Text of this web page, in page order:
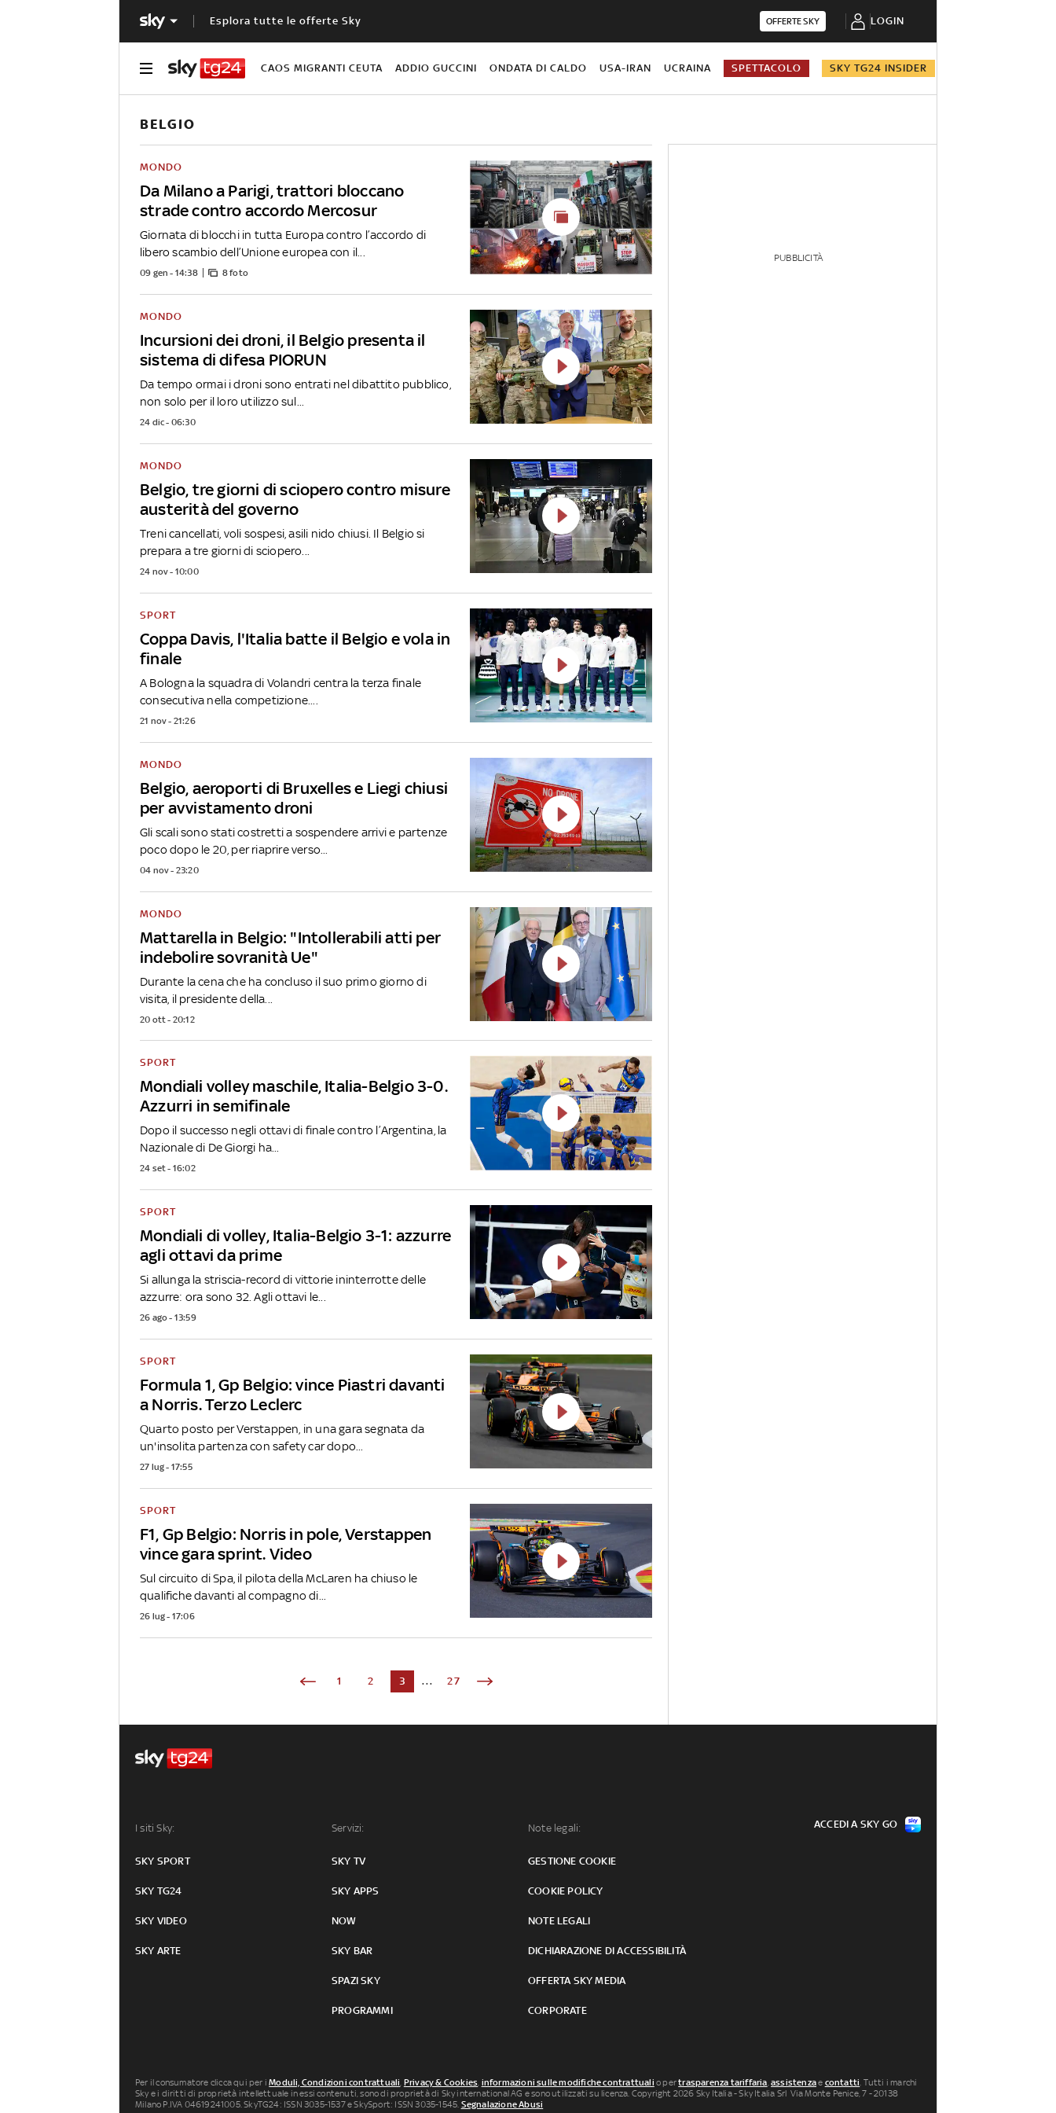
Esplora tutte le offerte Sky OFFERTE SKY LOGIN
CAOS MIGRANTI CEUTA ADDIO GUCCINI ONDATA DI CALDO USA-IRAN UCRAINA SPETTACOLO SKY TG24 INSIDER
BELGIO
Da Milano a Parigi, trattori bloccano
strade contro accordo Mercosur
MONDO
Giornata di blocchi in tutta Europa contro l’accordo di
libero scambio dell’Unione europea con il...
09 gen - 14:38 8 foto
Incursioni dei droni, il Belgio presenta il
sistema di difesa PIORUN
MONDO
Da tempo ormai i droni sono entrati nel dibattito pubblico,
non solo per il loro utilizzo sul...
24 dic - 06:30
Belgio, tre giorni di sciopero contro misure
austerità del governo
MONDO
Treni cancellati, voli sospesi, asili nido chiusi. Il Belgio si
prepara a tre giorni di sciopero...
24 nov - 10:00
Coppa Davis, l'Italia batte il Belgio e vola in
finale
SPORT
A Bologna la squadra di Volandri centra la terza finale
consecutiva nella competizione....
21 nov - 21:26
Belgio, aeroporti di Bruxelles e Liegi chiusi
per avvistamento droni
MONDO
Gli scali sono stati costretti a sospendere arrivi e partenze
poco dopo le 20, per riaprire verso...
04 nov - 23:20
Mattarella in Belgio: "Intollerabili atti per
indebolire sovranità Ue"
MONDO
Durante la cena che ha concluso il suo primo giorno di
visita, il presidente della...
20 ott - 20:12
Mondiali volley maschile, Italia-Belgio 3-0.
Azzurri in semifinale
SPORT
Dopo il successo negli ottavi di finale contro l’Argentina, la
Nazionale di De Giorgi ha...
24 set - 16:02
Mondiali di volley, Italia-Belgio 3-1: azzurre
agli ottavi da prime
SPORT
Si allunga la striscia-record di vittorie ininterrotte delle
azzurre: ora sono 32. Agli ottavi le...
26 ago - 13:59
Formula 1, Gp Belgio: vince Piastri davanti
a Norris. Terzo Leclerc
SPORT
Quarto posto per Verstappen, in una gara segnata da
un'insolita partenza con safety car dopo...
27 lug - 17:55
F1, Gp Belgio: Norris in pole, Verstappen
vince gara sprint. Video
SPORT
Sul circuito di Spa, il pilota della McLaren ha chiuso le
qualifiche davanti al compagno di...
26 lug - 17:06
1 2 3 ... 27
PUBBLICITÀ
I siti Sky:
SKY SPORT
SKY TG24
SKY VIDEO
SKY ARTE
Servizi:
SKY TV
SKY APPS
NOW
SKY BAR
SPAZI SKY
PROGRAMMI
Note legali:
GESTIONE COOKIE
COOKIE POLICY
NOTE LEGALI
DICHIARAZIONE DI ACCESSIBILITÀ
OFFERTA SKY MEDIA
CORPORATE
ACCEDI A SKY GO
Per il consumatore clicca qui per iModuli, Condizioni contrattuali, Privacy & Cookies, informazioni sulle modifiche contrattuali o pertrasparenza tariffaria,assistenzae contatti. Tutti i marchi
Sky e i diritti di proprietà intellettuale in essi contenuti, sono di proprietà di Sky international AG e sono utilizzati su licenza. Copyright 2026 Sky Italia - Sky Italia Srl Via Monte Penice, 7 - 20138
Milano P.IVA 04619241005. SkyTG24: ISSN 3035-1537 e SkySport: ISSN 3035-1545. Segnalazione Abusi